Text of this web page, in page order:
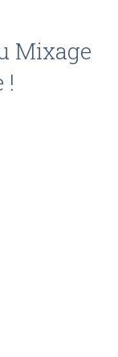
Mixage
!